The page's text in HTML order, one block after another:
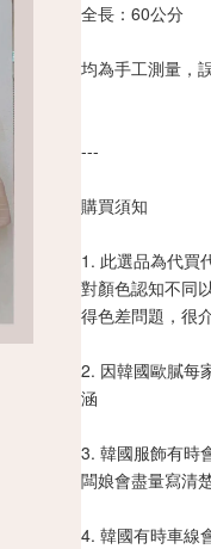
全長：60公分
均為手工測量，
---
購買須知
1. 此選品為代買
對顏色認知不同
得色差問題，很
2. 因韓國歐膩每
涵
3. 韓國服飾有時
闆娘會盡量寫清
4. 韓國有時車線